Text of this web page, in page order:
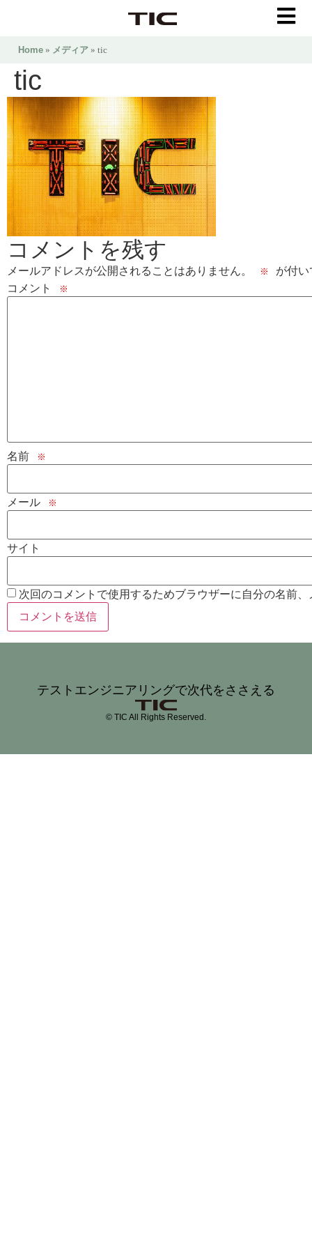
Home » メディア » tic
tic
コメントを残す
メールアドレスが公開されることはありません。 ※
が付
コメント
※
名前 ※
メール ※
サイト
次回のコメントで使用するためブラウザーに自分の名前
テストエンジニアリングで次代をささえる
© TIC All Rights Reserved.